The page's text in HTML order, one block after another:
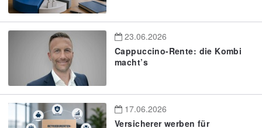
23.06.2026
Cappuccino-Rente: die Kombi
macht’s
17.06.2026
Versicherer werben für